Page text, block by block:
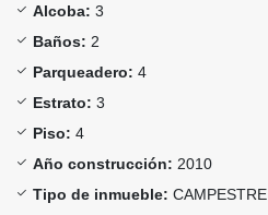
Alcoba: 3
Baños: 2
Parqueadero: 4
Estrato: 3
Piso: 4
Año construcción: 2010
Tipo de inmueble: CAMPESTRE